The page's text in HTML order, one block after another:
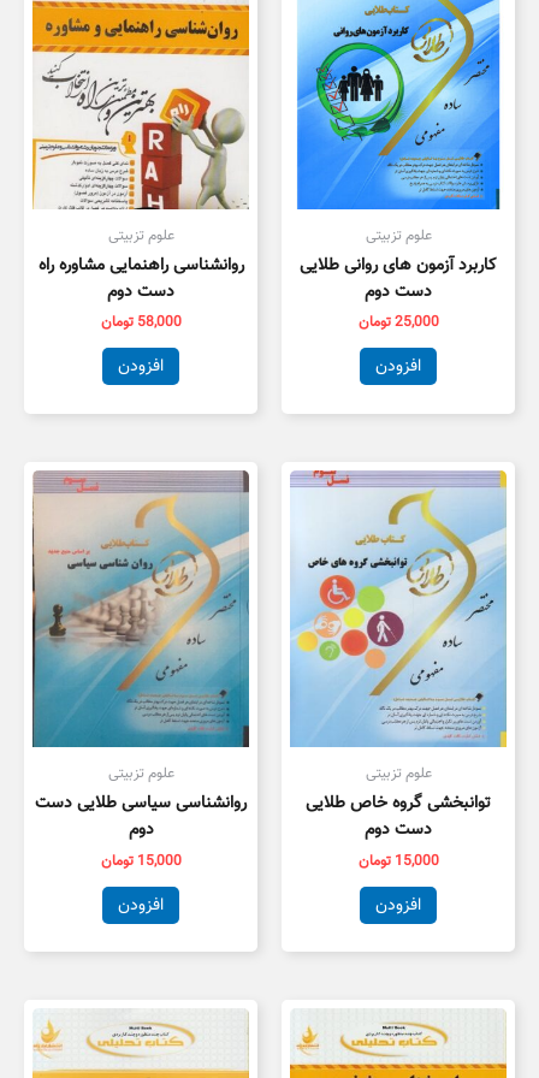
علوم تزبیتی
کاربرد آزمون های روانی طلایی
دست دوم
25,000تومان
افزودن
علوم تزبیتی
روانشناسی راهنمایی مشاوره راه
دست دوم
58,000 تومان
افزودن
علوم تزبیتی
توانبخشی گروه خاص طلایی
دست دوم
15,000 تومان
افزودن
علوم تزبیتی
روانشناسی سیاسی طلایی دست
دوم
15,000 تومان
افزودن